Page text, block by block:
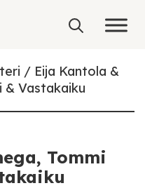
Eija Kantola &
& Vastakaiku
Tommi